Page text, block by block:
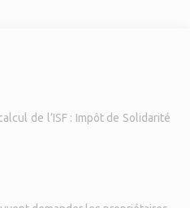
de l’ISF : Impôt de Solidarité